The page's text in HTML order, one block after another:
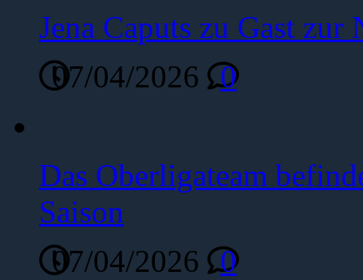
Jena Caputs zu Gast zur
07/04/2026
0
Das Oberligateam
Saison
07/04/2026
0